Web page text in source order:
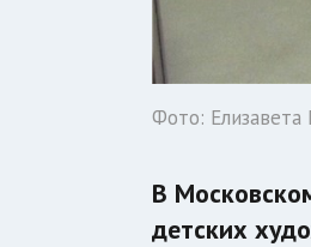
Фото: Елизавета
В
детских